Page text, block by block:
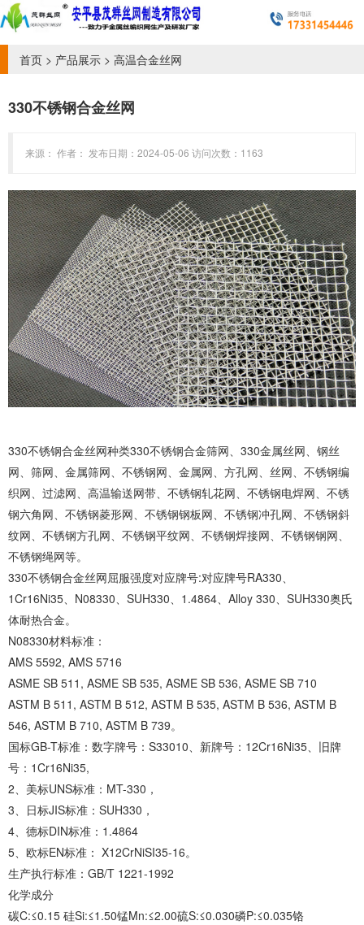
首页 > 产品展示 > 高温合金丝网
330不锈钢合金丝网
来源： 作者： 发布日期：2024-05-06 访问次数：1163
330不锈钢合金丝网种类330不锈钢合金筛网、330金属丝网、钢丝
网、筛网、金属筛网、不锈钢网、金属网、方孔网、丝网、不锈钢编
织网、过滤网、高温输送网带、不锈钢轧花网、不锈钢电焊网、不锈
钢六角网、不锈钢菱形网、不锈钢钢板网、不锈钢冲孔网、不锈钢斜
纹网、不锈钢方孔网、不锈钢平纹网、不锈钢焊接网、不锈钢钢网、
不锈钢绳网等。
330不锈钢合金丝网屈服强度对应牌号:对应牌号RA330、
1Cr16Ni35、N08330、SUH330、1.4864、Alloy 330、SUH330奥氏
体耐热合金。
N08330材料标准：
AMS 5592, AMS 5716
ASME SB 511, ASME SB 535, ASME SB 536, ASME SB 710
ASTM B 511, ASTM B 512, ASTM B 535, ASTM B 536, ASTM B
546, ASTM B 710, ASTM B 739。
国标GB-T标准：数字牌号：S33010、新牌号：12Cr16Ni35、旧牌
号：1Cr16Ni35,
2、美标UNS标准：MT-330，
3、日标JIS标准：SUH330，
4、德标DIN标准：1.4864
5、欧标EN标准： X12CrNiSI35-16。
生产执行标准：GB/T 1221-1992
化学成分
碳C:≤0.15 硅Si:≤1.50锰Mn:≤2.00硫S:≤0.030磷P:≤0.035铬